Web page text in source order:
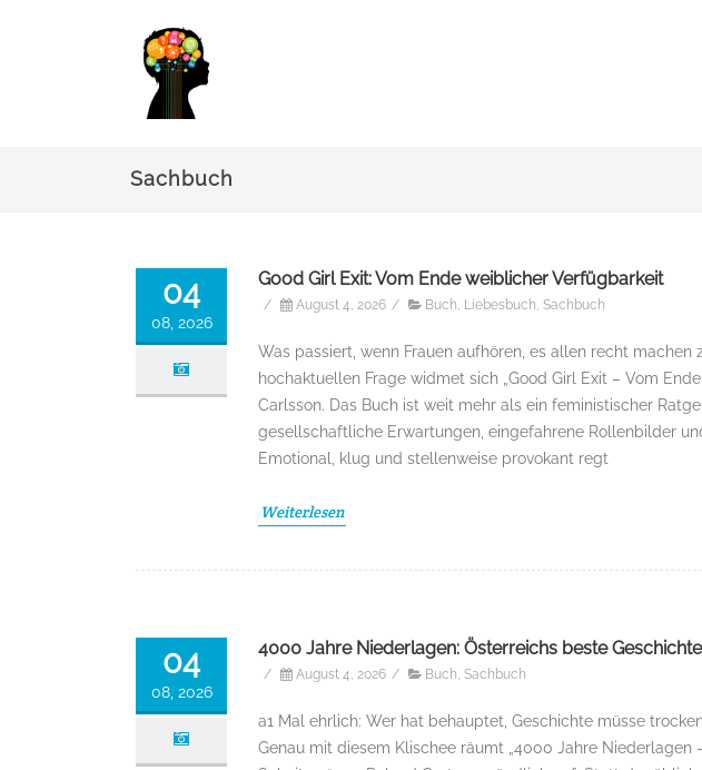
Sachbuch
04
08, 2026
Good Girl Exit: Vom Ende weiblicher Verfügbarkeit
/ August 4, 2026 / Buch, Liebesbuch, Sachbuch
Was passiert, wenn Frauen aufhören, es allen recht machen
hochaktuellen Frage widmet sich „Good Girl Exit – Vom
Carlsson. Das Buch ist weit mehr als ein feministischer
gesellschaftliche Erwartungen, eingefahrene Rollenbilder
Emotional, klug und stellenweise provokant regt
Weiterlesen
04
08, 2026
4000 Jahre Niederlagen: Österreichs beste
/ August 4, 2026 / Buch, Sachbuch
a1 Mal ehrlich: Wer hat behauptet, Geschichte müsse
Genau mit diesem Klischee räumt „4000 Jahre Niederlagen